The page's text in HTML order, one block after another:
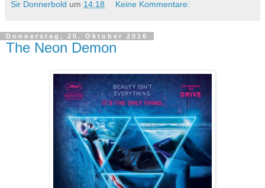
Sir Donnerbold um 14:18 Keine Kommentare:
Donnerstag, 20. Oktober 2016
The Neon Demon